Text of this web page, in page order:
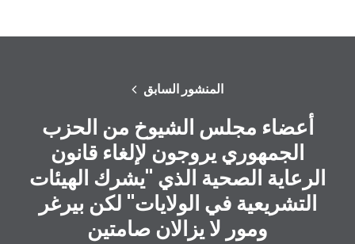
المنشور السابق
أعضاء مجلس الشيوخ من الحزب
الجمهوري يروجون لإلغاء قانون
الرعاية الصحية الذي "يشرك الهيئات
التشريعية في الولايات" لكن بيرغر
ومور لا يزالان صامتين